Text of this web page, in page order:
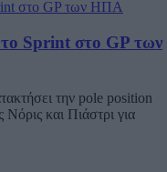
Sprint στο GP των
την pole position
και Πιάστρι για